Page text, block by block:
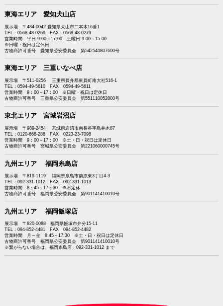
東海エリア 愛知犬山店
展示場 〒484-0042 愛知県犬山市二本木16番1
TEL：0568-48-0269 FAX：0568-48-0279
営業時間 平日 9:00～17:00 土曜日 9:00～15:00
※日曜・祝日は定休日
古物商許可番号 愛知県公安委員会 第542540807600号
東海エリア 三重いなべ店
展示場 〒511-0256 三重県員弁郡東員町南大社516-1
TEL：0594-49-5610 FAX：0594-49-5611
営業時間 9：00～17：00 ※日曜・祝日は定休日
古物商許可番号 三重県公安委員会 第551110052800号
東北エリア 宮城岩沼店
展示場 〒989-2454 宮城県岩沼市南長谷字鳥井木87
TEL：0120-668-288 FAX：0223-23-7098
営業時間 9：00～17：00 ※土・日・祝日は定休日
古物商許可番号 宮城県公安委員会 第221060000745号
九州エリア 福岡糸島店
展示場 〒819-1119 福岡県糸島市前原東3丁目4-3
TEL：092-331-1012 FAX：092-331-1013
営業時間 8：45～17：30 ※不定休
古物商許可番号 福岡県公安委員会 第901141410010号
九州エリア 福岡飯塚店
展示場 〒820-0088 福岡県飯塚市弁分15-11
TEL：094-852-4481 FAX 094-852-4482
営業時間 月～金 8:45～17:30 ※土・日・祝日は定休日
古物商許可番号 福岡県公安委員会 第901141410010号
※繋がらない場合は、福岡糸島店：092-331-1012 まで